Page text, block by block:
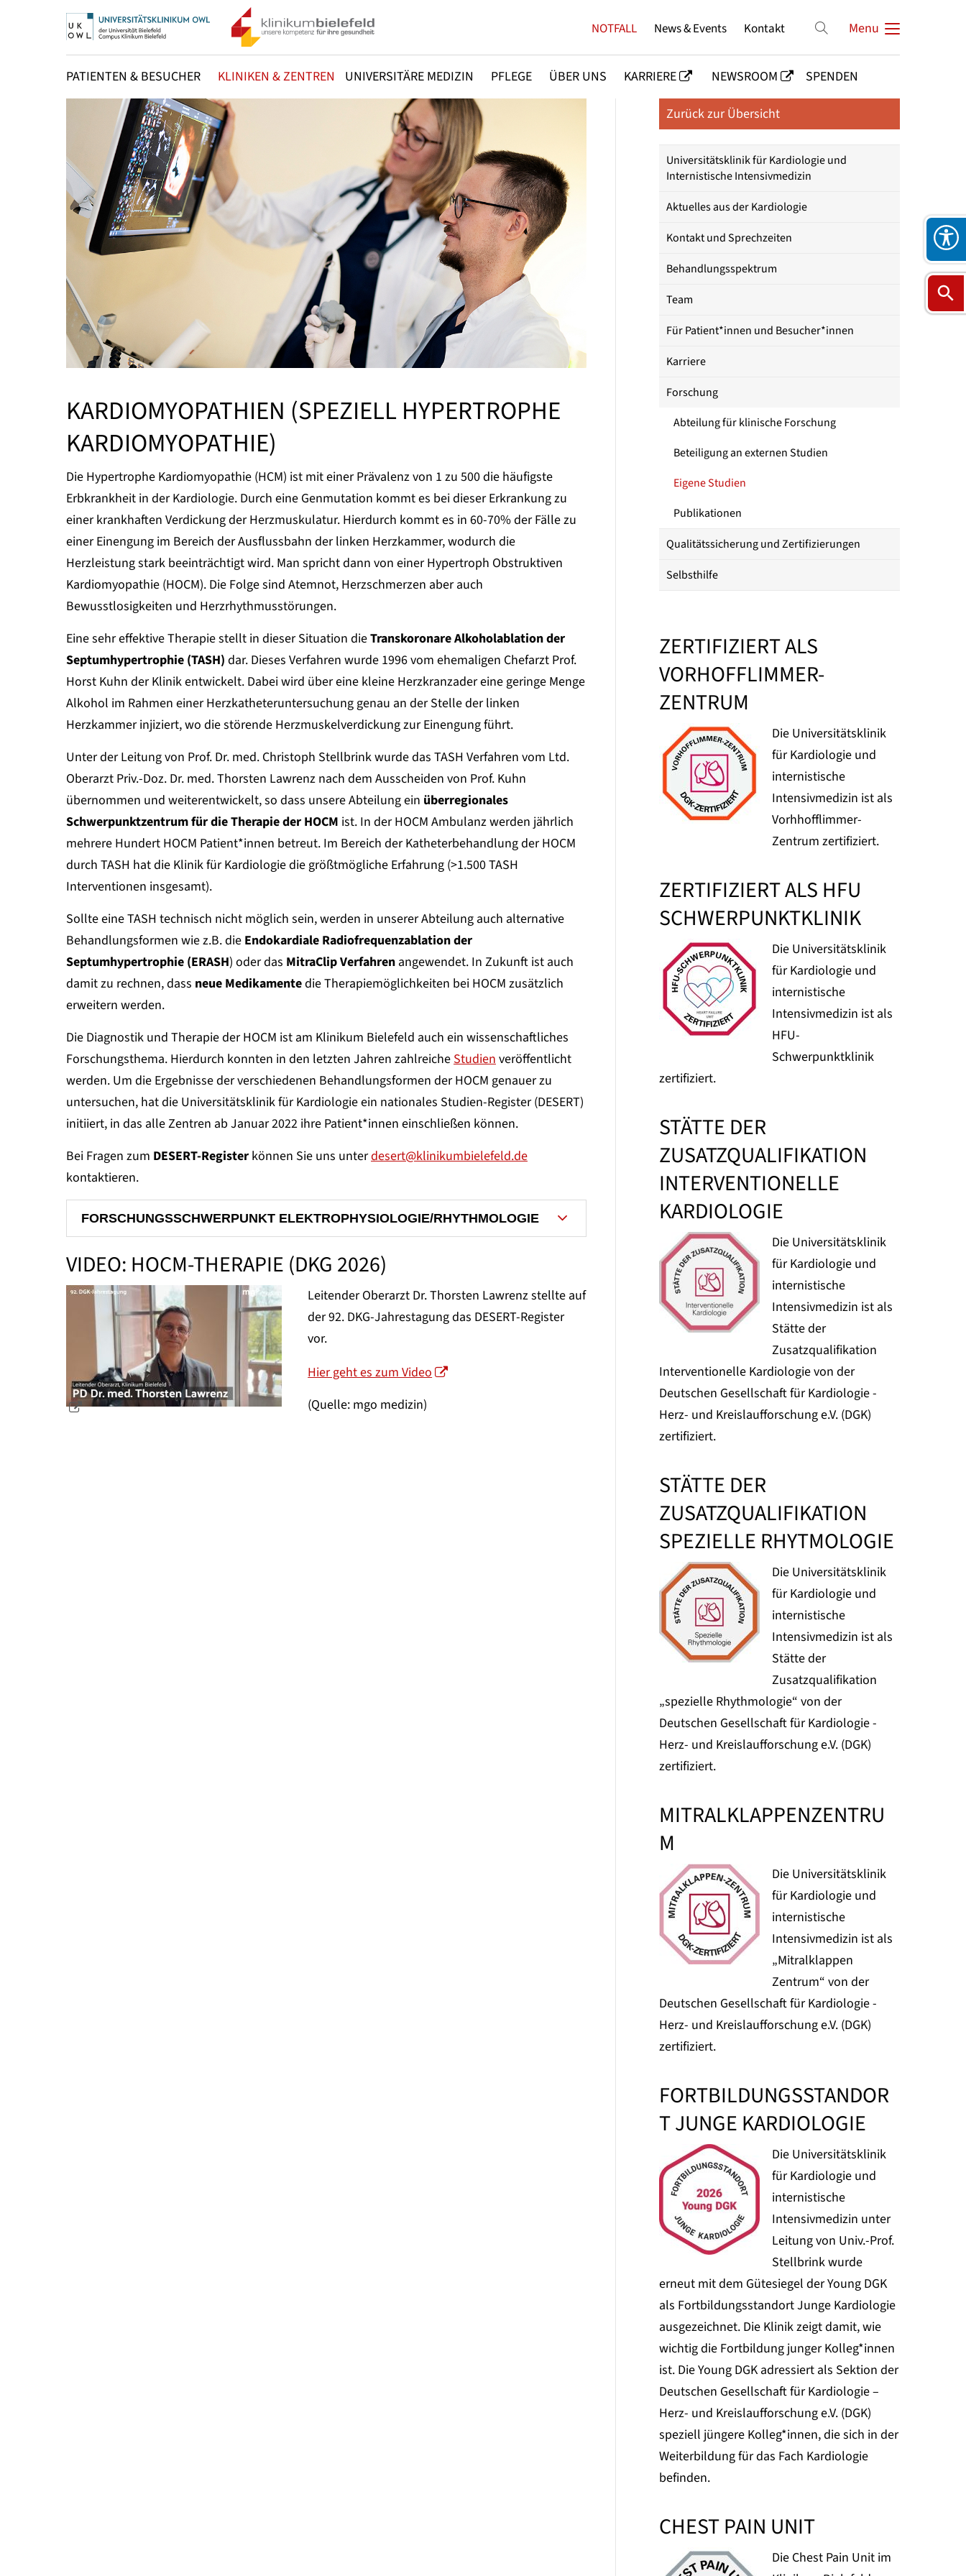
Menu
PATIENTEN & BESUCHER KLINIKEN & ZENTREN UNIVERSITÄRE MEDIZIN PFLEGE ÜBER UNS KARRIERE NEWSROOM SPENDEN
NOTFALL News & Events Kontakt
KARDIOMYOPATHIEN (SPEZIELL HYPERTROPHE
KARDIOMYOPATHIE)
Die Hypertrophe Kardiomyopathie (HCM) ist mit einer Prävalenz von 1 zu 500 die häufigste
Erbkrankheit in der Kardiologie. Durch eine Genmutation kommt es bei dieser Erkrankung zu
einer krankhaften Verdickung der Herzmuskulatur. Hierdurch kommt es in 60-70% der Fälle zu
einer Einengung im Bereich der Ausflussbahn der linken Herzkammer, wodurch die
Herzleistung stark beeinträchtigt wird. Man spricht dann von einer Hypertroph Obstruktiven
Kardiomyopathie (HOCM). Die Folge sind Atemnot, Herzschmerzen aber auch
Bewusstlosigkeiten und Herzrhythmusstörungen.
Eine sehr effektive Therapie stellt in dieser Situation dieTranskoronare Alkoholablation der
Septumhypertrophie (TASH) dar. Dieses Verfahren wurde 1996 vom ehemaligen Chefarzt Prof.
Horst Kuhn der Klinik entwickelt. Dabei wird über eine kleine Herzkranzader eine geringe Menge
Alkohol im Rahmen einer Herzkatheteruntersuchung genau an der Stelle der linken
Herzkammer injiziert, wo die störende Herzmuskelverdickung zur Einengung führt.
Unter der Leitung von Prof. Dr. med. Christoph Stellbrink wurde das TASH Verfahren vom Ltd.
Oberarzt Priv.-Doz. Dr. med. Thorsten Lawrenz nach dem Ausscheiden von Prof. Kuhn
übernommen und weiterentwickelt, so dass unsere Abteilung ein überregionales
Schwerpunktzentrum für die Therapie der HOCM ist. In der HOCM Ambulanz werden jährlich
mehrere Hundert HOCM Patient*innen betreut. Im Bereich der Katheterbehandlung der HOCM
durch TASH hat die Klinik für Kardiologie die größtmögliche Erfahrung (>1.500 TASH
Interventionen insgesamt).
Sollte eine TASH technisch nicht möglich sein, werden in unserer Abteilung auch alternative
Behandlungsformen wie z.B. die Endokardiale Radiofrequenzablation der
Septumhypertrophie (ERASH) oder das MitraClip Verfahren angewendet. In Zukunft ist auch
damit zu rechnen, dass neue Medikamentedie Therapiemöglichkeiten bei HOCM zusätzlich
erweitern werden.
Die Diagnostik und Therapie der HOCM ist am Klinikum Bielefeld auch ein wissenschaftliches
Forschungsthema. Hierdurch konnten in den letzten Jahren zahlreiche Studien veröffentlicht
werden. Um die Ergebnisse der verschiedenen Behandlungsformen der HOCM genauer zu
untersuchen, hat die Universitätsklinik für Kardiologie ein nationales Studien-Register (DESERT)
initiiert, in das alle Zentren ab Januar 2022 ihre Patient*innen einschließen können.
Bei Fragen zum DESERT-Register können Sie uns unterdesert@klinikumbielefeld.de
kontaktieren.
FORSCHUNGSSCHWERPUNKT ELEKTROPHYSIOLOGIE/RHYTHMOLOGIE
VIDEO: HOCM-THERAPIE (DKG 2026)
Leitender Oberarzt Dr. Thorsten Lawrenz stellte auf
der 92. DKG-Jahrestagung das DESERT-Register
vor.
Hier geht es zum Video
(Quelle: mgo medizin)
Zurück zur Übersicht
Universitätsklinik für Kardiologie und
Internistische Intensivmedizin
Aktuelles aus der Kardiologie
Kontakt und Sprechzeiten
Behandlungsspektrum
Team
Für Patient*innen und Besucher*innen
Karriere
Forschung
Abteilung für klinische Forschung
Beteiligung an externen Studien
Eigene Studien
Publikationen
Qualitätssicherung und Zertifizierungen
Selbsthilfe
ZERTIFIZIERT ALS
VORHOFFLIMMER-
ZENTRUM
Die Universitätsklinik
für Kardiologie und
internistische
Intensivmedizin ist als
Vorhhofflimmer-
Zentrum zertifiziert.
ZERTIFIZIERT ALS HFU
SCHWERPUNKTKLINIK
Die Universitätsklinik
für Kardiologie und
internistische
Intensivmedizin ist als
HFU-
Schwerpunktklinik
zertifiziert.
STÄTTE DER
ZUSATZQUALIFIKATION
INTERVENTIONELLE
KARDIOLOGIE
Die Universitätsklinik
für Kardiologie und
internistische
Intensivmedizin ist als
Stätte der
Zusatzqualifikation
Interventionelle Kardiologie von der
Deutschen Gesellschaft für Kardiologie -
Herz- und Kreislaufforschung e.V. (DGK)
zertifiziert.
STÄTTE DER
ZUSATZQUALIFIKATION
SPEZIELLE RHYTMOLOGIE
Die Universitätsklinik
für Kardiologie und
internistische
Intensivmedizin ist als
Stätte der
Zusatzqualifikation
„spezielle Rhythmologie“ von der
Deutschen Gesellschaft für Kardiologie -
Herz- und Kreislaufforschung e.V. (DGK)
zertifiziert.
MITRALKLAPPENZENTRU
M
Die Universitätsklinik
für Kardiologie und
internistische
Intensivmedizin ist als
„Mitralklappen
Zentrum“ von der
Deutschen Gesellschaft für Kardiologie -
Herz- und Kreislaufforschung e.V. (DGK)
zertifiziert.
FORTBILDUNGSSTANDOR
T JUNGE KARDIOLOGIE
Die Universitätsklinik
für Kardiologie und
internistische
Intensivmedizin unter
Leitung von Univ.-Prof.
Stellbrink wurde
erneut mit dem Gütesiegel der Young DGK
als Fortbildungsstandort Junge Kardiologie
ausgezeichnet. Die Klinik zeigt damit, wie
wichtig die Fortbildung junger Kolleg*innen
ist. Die Young DGK adressiert als Sektion der
Deutschen Gesellschaft für Kardiologie –
Herz- und Kreislaufforschung e.V. (DGK)
speziell jüngere Kolleg*innen, die sich in der
Weiterbildung für das Fach Kardiologie
befinden.
CHEST PAIN UNIT
Die Chest Pain Unit im